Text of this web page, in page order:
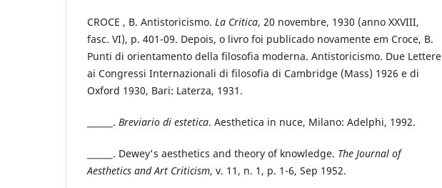
CROCE , B. Antistoricismo. La Critica, 20 novembre, 1930 (anno XXVIII,
fasc. VI), p. 401-09. Depois, o livro foi publicado novamente em Croce, B.
Punti di orientamento della filosofia moderna. Antistoricismo. Due Lettere
ai Congressi Internazionali di filosofia di Cambridge (Mass) 1926 e di
Oxford 1930, Bari: Laterza, 1931.
______. Breviario di estetica. Aesthetica in nuce, Milano: Adelphi, 1992.
______. Dewey's aesthetics and theory of knowledge. The Journal of
Aesthetics and Art Criticism, v. 11, n. 1, p. 1-6, Sep 1952.